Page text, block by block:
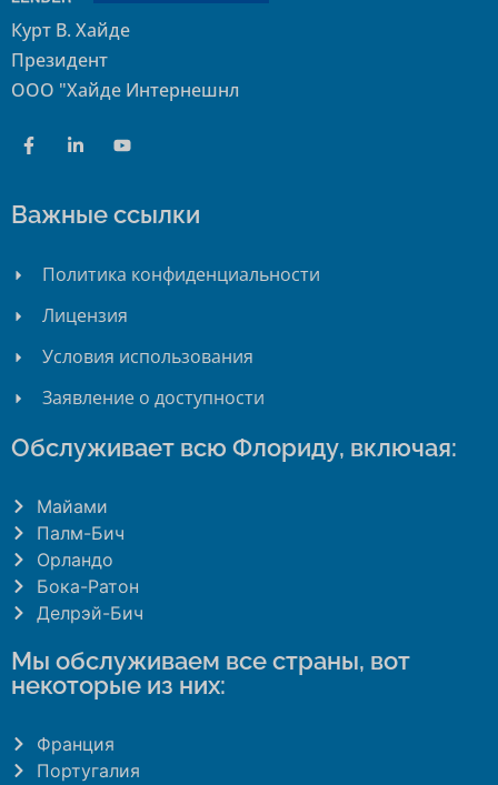
Курт В. Хайде
Президент
ООО "Хайде Интернешнл
Важные ссылки
Политика конфиденциальности
Лицензия
Условия использования
Заявление о доступности
Обслуживает всю Флориду, включая:
Майами
Палм-Бич
Орландо
Бока-Ратон
Делрэй-Бич
Мы обслуживаем все страны, вот
некоторые из них:
Франция
Португалия